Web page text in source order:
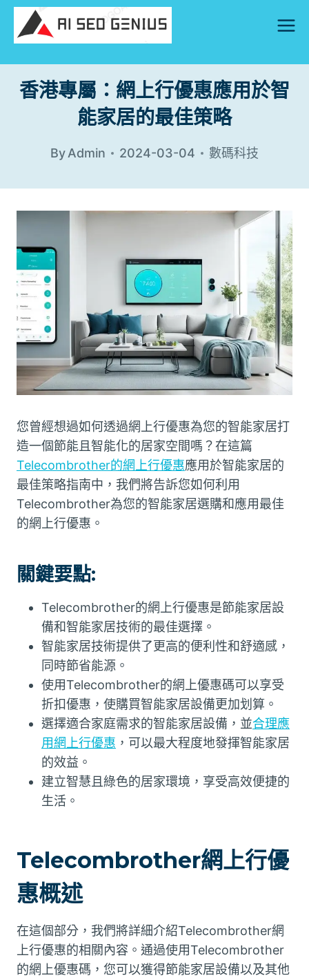
Skip
content
香港專屬：網上行優惠應用於智
能家居的最佳策略
ByAdmin 2024-03-04 數碼科技
您曾經想過如何透過網上行優惠為您的智能家居打
造一個節能且智能化的居家空間嗎？在這篇
Telecombrother的網上行優惠應用於智能家居的
最佳策略指南中，我們將告訴您如何利用
Telecombrother為您的智能家居選購和應用最佳
的網上行優惠。
關鍵要點:
Telecombrother的網上行優惠是節能家居設
備和智能家居技術的最佳選擇。
智能家居技術提供了更高的便利性和舒適感，
同時節省能源。
使用Telecombrother的網上優惠碼可以享受
折扣優惠，使購買智能家居設備更加划算。
選擇適合家庭需求的智能家居設備，並合理應
用網上行優惠 ，可以最大程度地發揮智能家居
的效益。
建立智慧且綠色的居家環境，享受高效便捷的
生活。
Telecombrother網上行優
惠概述
在這個部分，我們將詳細介紹Telecombrother網
上行優惠的相關內容。通過使用Telecombrother
的網上優惠碼，您可以獲得節能家居設備以及其他